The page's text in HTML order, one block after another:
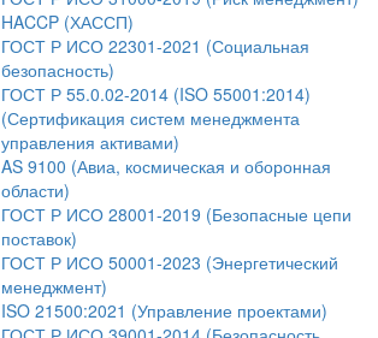
HACCP (ХАССП)
ГОСТ Р ИСО 22301-2021 (Социальная
безопасность)
ГОСТ Р 55.0.02-2014 (ISO 55001:2014)
(Сертификация систем менеджмента
управления активами)
AS 9100 (Авиа, космическая и оборонная
области)
ГОСТ Р ИСО 28001-2019 (Безопасные цепи
поставок)
ГОСТ Р ИСО 50001-2023 (Энергетический
менеджмент)
ISO 21500:2021 (Управление проектами)